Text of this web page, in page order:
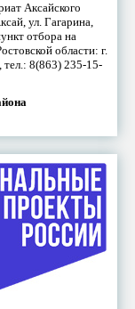
Аксайского
ул. Гагарина,
отбора на
области: г.
тел.: 8(863) 235-15-